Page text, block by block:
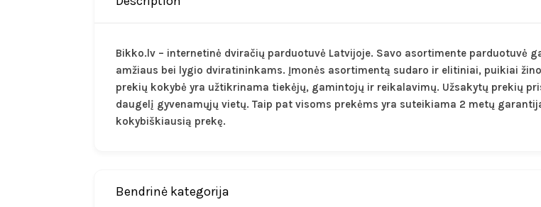
Bikko.lv – internetinė dviračių parduotuvė Latvijoje. Savo asortimente parduotuvė
amžiaus bei lygio dviratininkams. Įmonės asortimentą sudaro ir elitiniai, puikiai
prekių kokybė yra užtikrinama tiekėjų, gamintojų ir reikalavimų. Užsakytų prekių
daugelį gyvenamųjų vietų. Taip pat visoms prekėms yra suteikiama 2 metų
kokybiškiausią prekę.
Bendrinė kategorija